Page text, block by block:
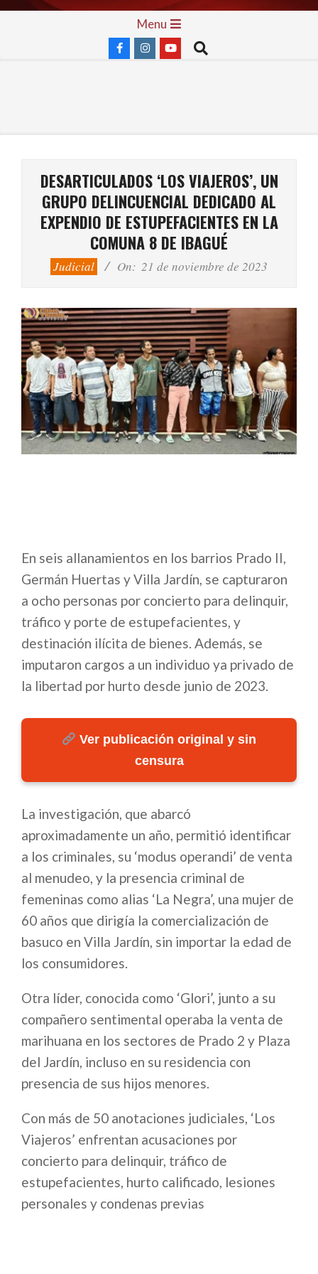
Skip
Menu
Search
DESARTICULADOS ‘LOS VIAJEROS’, UN
GRUPO DELINCUENCIAL DEDICADO AL
EXPENDIO DE ESTUPEFACIENTES EN LA
COMUNA 8 DE IBAGUÉ
Judicial On: 21 de noviembre de 2023
En seis allanamientos en los barrios Prado II,
Germán Huertas y Villa Jardín, se capturaron
a ocho personas por concierto para delinquir,
tráfico y porte de estupefacientes, y
destinación ilícita de bienes. Además, se
imputaron cargos a un individuo ya privado de
la libertad por hurto desde junio de 2023.
Ver publicación original y sin
censura
La investigación, que abarcó
aproximadamente un año, permitió identificar
a los criminales, su ‘modus operandi’ de venta
al menudeo, y la presencia criminal de
femeninas como alias ‘La Negra’, una mujer de
60 años que dirigía la comercialización de
basuco en Villa Jardín, sin importar la edad de
los consumidores.
Otra líder, conocida como ‘Glori’, junto a su
compañero sentimental operaba la venta de
marihuana en los sectores de Prado 2 y Plaza
del Jardín, incluso en su residencia con
presencia de sus hijos menores.
Con más de 50 anotaciones judiciales, ‘Los
Viajeros’ enfrentan acusaciones por
concierto para delinquir, tráfico de
estupefacientes, hurto calificado, lesiones
personales y condenas previas